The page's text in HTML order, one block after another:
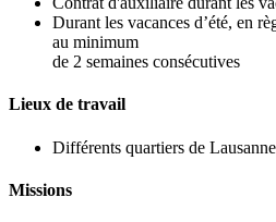
Durant les vacances d’été, en
au minimum
de 2 semaines consécutives
Lieux de travail
Différents quartiers de Lausanne
Missions